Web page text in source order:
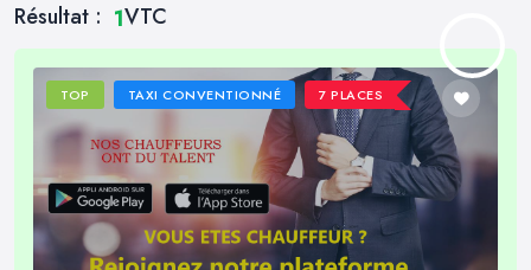
Résultat : 1VTC
TOP TAXI CONVENTIONNÉ 7 PLACES